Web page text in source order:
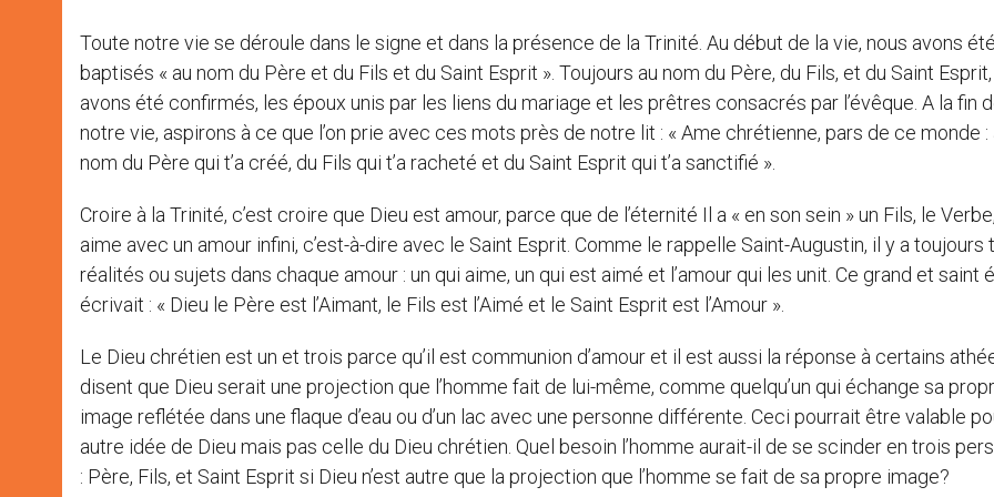
Toute notre vie se déroule dans le signe et dans la présence de la Trinité. Au début de la vie, nous avons
baptisés « au nom du Père et du Fils et du Saint Esprit ». Toujours au nom du Père, du Fils, et du Saint
avons été confirmés, les époux unis par les liens du mariage et les prêtres consacrés par l’évêque. A la fin
notre vie, aspirons à ce que l’on prie avec ces mots près de notre lit : « Ame chrétienne, pars de ce monde :
nom du Père qui t’a créé, du Fils qui t’a racheté et du Saint Esprit qui t’a sanctifié ».
Croire à la Trinité, c’est croire que Dieu est amour, parce que de l’éternité Il a « en son sein » un Fils, le
aime avec un amour infini, c’est-à-dire avec le Saint Esprit. Comme le rappelle Saint-Augustin, il y a toujours
réalités ou sujets dans chaque amour : un qui aime, un qui est aimé et l’amour qui les unit. Ce grand et saint
écrivait : « Dieu le Père est l’Aimant, le Fils est l’Aimé et le Saint Esprit est l’Amour ».
Le Dieu chrétien est un et trois parce qu’il est communion d’amour et il est aussi la réponse à certains
disent que Dieu serait une projection que l’homme fait de lui-même, comme quelqu’un qui échange sa
image reflétée dans une flaque d’eau ou d’un lac avec une personne différente. Ceci pourrait être valable
autre idée de Dieu mais pas celle du Dieu chrétien. Quel besoin l’homme aurait-il de se scinder en trois
: Père, Fils, et Saint Esprit si Dieu n’est autre que la projection que l’homme se fait de sa propre image?